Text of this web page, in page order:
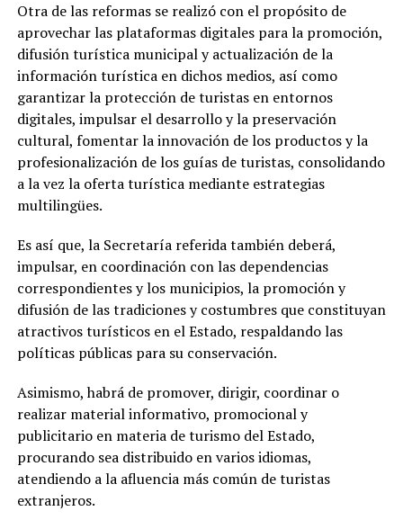
Otra de las reformas se realizó con el propósito de
aprovechar las plataformas digitales para la promoción,
difusión turística municipal y actualización de la
información turística en dichos medios, así como
garantizar la protección de turistas en entornos
digitales, impulsar el desarrollo y la preservación
cultural, fomentar la innovación de los productos y la
profesionalización de los guías de turistas, consolidando
a la vez la oferta turística mediante estrategias
multilingües.
Es así que, la Secretaría referida también deberá,
impulsar, en coordinación con las dependencias
correspondientes y los municipios, la promoción y
difusión de las tradiciones y costumbres que constituyan
atractivos turísticos en el Estado, respaldando las
políticas públicas para su conservación.
Asimismo, habrá de promover, dirigir, coordinar o
realizar material informativo, promocional y
publicitario en materia de turismo del Estado,
procurando sea distribuido en varios idiomas,
atendiendo a la afluencia más común de turistas
extranjeros.